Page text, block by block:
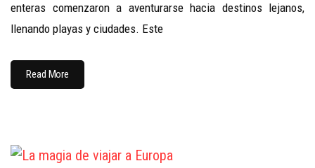
enteras comenzaron a aventurarse hacia destinos lejanos,
llenando playas y ciudades. Este
Read More